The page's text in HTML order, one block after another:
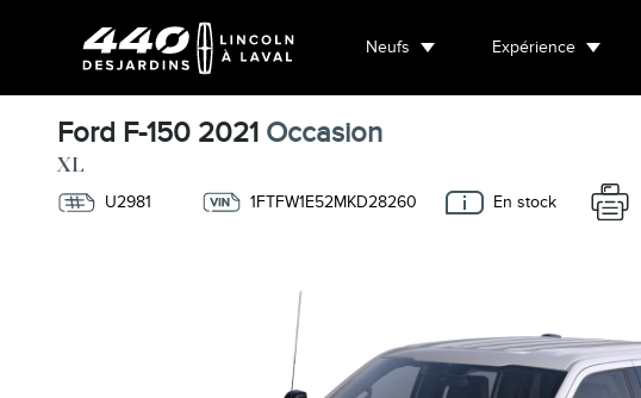
Neufs Expérience
Ford F-150 2021 Occasion
XL
U2981 1FTFW1E52MKD28260 En stock